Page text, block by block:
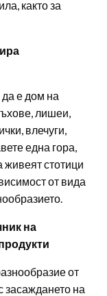
както за
е дом на
лишеи,
влечуги,
една гора,
живеят стотици
от вида
на
от
засаждането на